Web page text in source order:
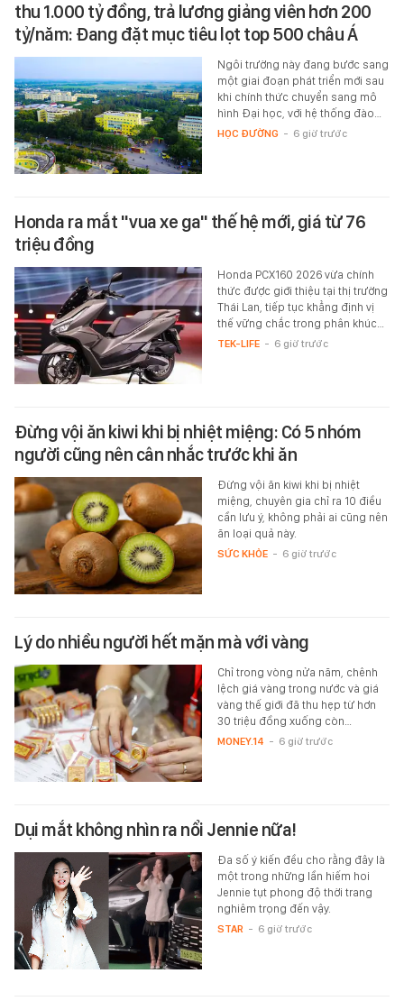
thu 1.000 tỷ đồng, trả lương giảng viên hơn 200
tỷ/năm: Đang đặt mục tiêu lọt top 500 châu Á
Ngôi trường này đang bước sang
một giai đoạn phát triển mới sau
khi chính thức chuyển sang mô
hình Đại học, với hệ thống đào…
HỌC ĐƯỜNG - 6 giờ trước
Honda ra mắt "vua xe ga" thế hệ mới, giá từ 76
triệu đồng
Honda PCX160 2026 vừa chính
thức được giới thiệu tại thị trường
Thái Lan, tiếp tục khẳng định vị
thế vững chắc trong phân khúc…
TEK-LIFE - 6 giờ trước
Đừng vội ăn kiwi khi bị nhiệt miệng: Có 5 nhóm
người cũng nên cân nhắc trước khi ăn
Đừng vội ăn kiwi khi bị nhiệt
miệng, chuyên gia chỉ ra 10 điều
cần lưu ý, không phải ai cũng nên
ăn loại quả này.
SỨC KHỎE - 6 giờ trước
Lý do nhiều người hết mặn mà với vàng
Chỉ trong vòng nửa năm, chênh
lệch giá vàng trong nước và giá
vàng thế giới đã thu hẹp từ hơn
30 triệu đồng xuống còn…
MONEY.14 - 6 giờ trước
Dụi mắt không nhìn ra nổi Jennie nữa!
Đa số ý kiến đều cho rằng đây là
một trong những lần hiếm hoi
Jennie tụt phong độ thời trang
nghiêm trọng đến vậy.
STAR - 6 giờ trước